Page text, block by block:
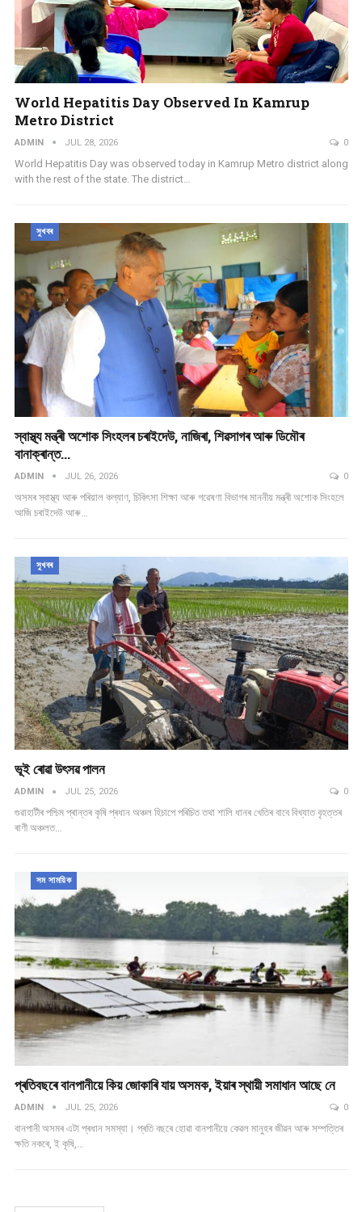
World Hepatitis Day Observed In Kamrup
Metro District
ADMIN JUL 28, 2026 0
World Hepatitis Day was observed today in Kamrup Metro district along
with the rest of the state. The district…
সুখবৰ
স্বাস্থ্য মন্ত্ৰী অশোক সিংহলৰ চৰাইদেউ, নাজিৰা, শিৱসাগৰ আৰু ডিমৌৰ
বানাক্ৰান্ত…
ADMIN JUL 26, 2026 0
অসমৰ স্বাস্থ্য আৰু পৰিয়াল কল্যাণ, চিকিৎসা শিক্ষা আৰু গৱেষণা বিভাগৰ মাননীয় মন্ত্ৰী অশোক সিংহলে
আজি চৰাইদেউ আৰু…
সুখবৰ
ভূই ৰোৱা উৎসৱ পালন
ADMIN JUL 25, 2026 0
গুৱাহাটীৰ পশ্চিম প্ৰান্তৰ কৃষি প্ৰধান অঞ্চল হিচাপে পৰিচিত তথা শালি ধানৰ খেতিৰ বাবে বিখ্যাত বৃহত্তৰ
ৰাণী অঞ্চলত…
সম সাময়িক
প্ৰতিবছৰে বানপানীয়ে কিয় জোকাৰি যায় অসমক, ইয়াৰ স্থায়ী সমাধান আছে নে
ADMIN JUL 25, 2026 0
বানপানী অসমৰ এটা প্ৰধান সমস্যা। প্ৰতি বছৰে হোৱা বানপানীয়ে কেৱল মানুহৰ জীৱন আৰু সম্পত্তিৰ
ক্ষতি নকৰে, ই কৃষি,…